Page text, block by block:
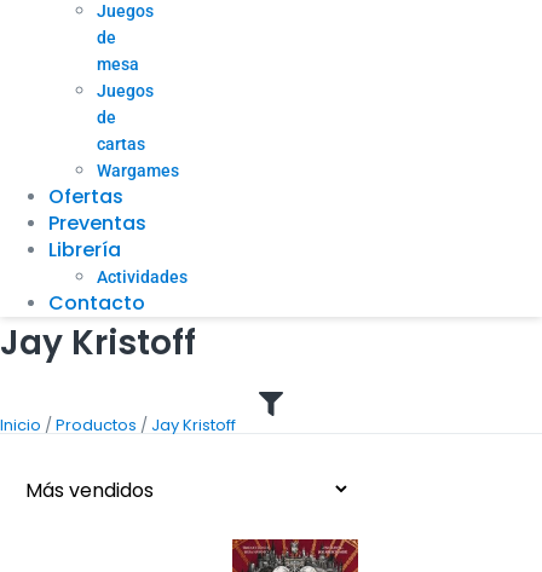
Juegos
de
mesa
Juegos
de
cartas
Wargames
Ofertas
Preventas
Librería
Actividades
Contacto
Jay Kristoff
Inicio /Productos / Jay Kristoff